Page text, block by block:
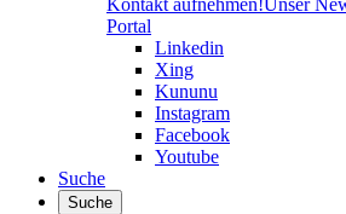
Kontakt aufnehmen!Unser
Portal
Linkedin
Xing
Kununu
Instagram
Facebook
Youtube
Suche
Suche